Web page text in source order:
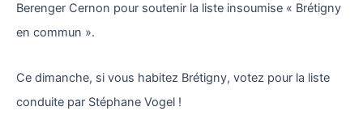
Berenger Cernon pour soutenir la liste insoumise « Brétigny
en commun ».
Ce dimanche, si vous habitez Brétigny, votez pour la liste
conduite par Stéphane Vogel !